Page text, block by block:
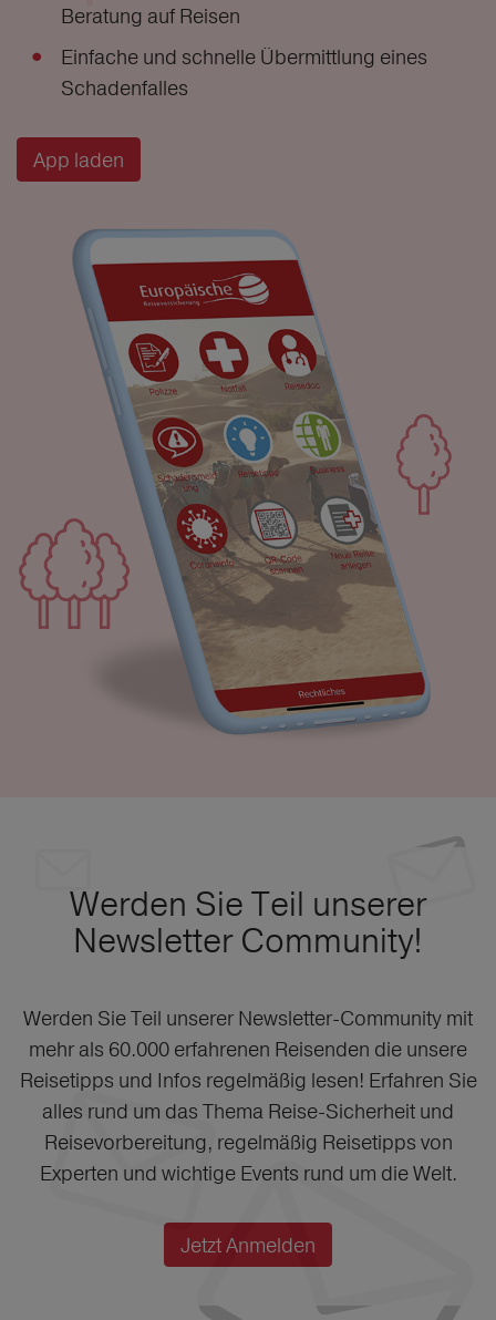
Beratung auf Reisen
Einfache und schnelle Übermittlung eines
Schadenfalles
App laden
Werden Sie Teil unserer
Newsletter Community!
Werden Sie Teil unserer Newsletter-Community mit
mehr als 60.000 erfahrenen Reisenden die unsere
Reisetipps und Infos regelmäßig lesen! Erfahren Sie
alles rund um das Thema Reise-Sicherheit und
Reisevorbereitung, regelmäßig Reisetipps von
Experten und wichtige Events rund um die Welt.
Jetzt Anmelden